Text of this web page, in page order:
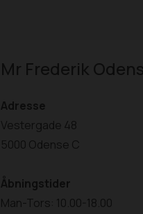
Mr Frederik
Adresse
Vestergade 48
5000 Odense C
Åbningstider
Man-Tors: 10.00-18.00